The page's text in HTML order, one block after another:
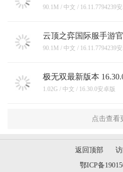
90.1M / 中文 / 16.11.7794239
云顶之弈国际服手游
16.11.7794239安卓版
90.1M / 中文 / 16.11.7794239
极无双最新版本
1.02G / 中文 / 16.30.0安卓版
点击查看
返回顶部
鄂ICP备